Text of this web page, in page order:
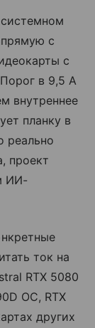
с
с
в 9,5 А
внутреннее
планку в
реально
проект
ИИ-
ток на
RTX 5080
OC, RTX
других